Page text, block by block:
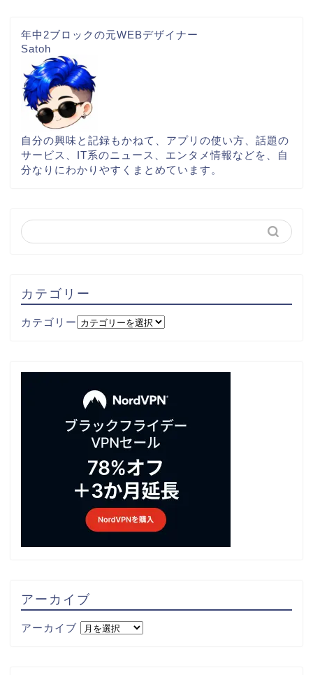
年中2ブロックの元WEBデザイナー
Satoh
自分の興味と記録もかねて、アプリの使い方、話題の
サービス、IT系のニュース、エンタメ情報などを、自
分なりにわかりやすくまとめています。
カテゴリー
カテゴリー
アーカイブ
アーカイブ